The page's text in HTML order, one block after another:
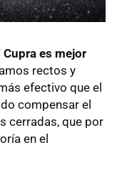
es mejor
rectos y
efectivo que el
compensar el
cerradas, que por
en el